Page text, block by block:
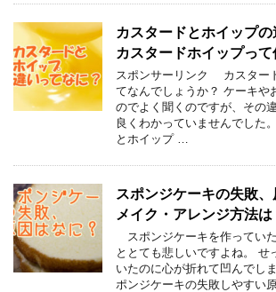
カスタードとホイップ
カスタードホイップって
スポンサーリンク カスター
てなんでしょうか？ ケーキや
のでよく聞くのですが、その
良くわかっていませんでした
とホイップ …
スポンジケーキの失敗
メイク・アレンジ方法は
スポンジケーキを作ってい
ととても悲しいですよね。 せ
いたのに心が折れて凹んでし
ポンジケーキの失敗しやすい